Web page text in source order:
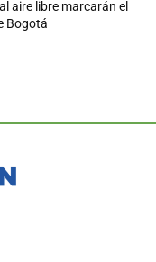
aire libre marcarán el
Bogotá